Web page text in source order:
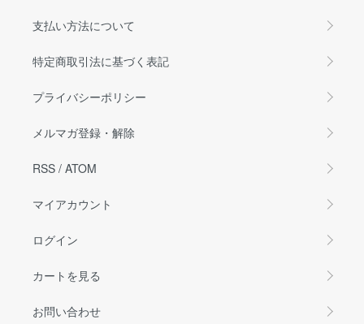
支払い方法について
特定商取引法に基づく表記
プライバシーポリシー
メルマガ登録・解除
RSS / ATOM
マイアカウント
ログイン
カートを見る
お問い合わせ